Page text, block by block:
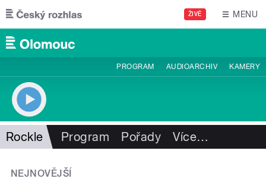
Přejít k hlavnímu obsahu
ŽIVĚ MENU
PROGRAM AUDIOARCHIV KAMERY
Rockle Program Pořady Více…
NEJNOVĚJŠÍ